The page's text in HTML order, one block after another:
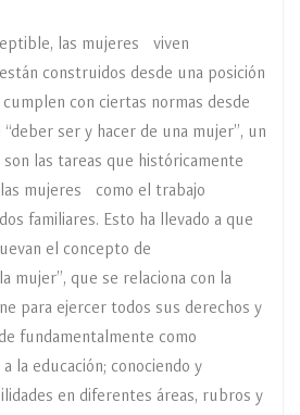
las mujeres viven
construidos desde una posición
cumplen con ciertas normas desde
“deber ser y hacer de una mujer”, un
las tareas que históricamente
las mujeres como el trabajo
familiares. Esto ha llevado a que
el concepto de
mujer”, que se relaciona con la
para ejercer todos sus derechos y
fundamentalmente como
la educación; conociendo y
en diferentes áreas, rubros y